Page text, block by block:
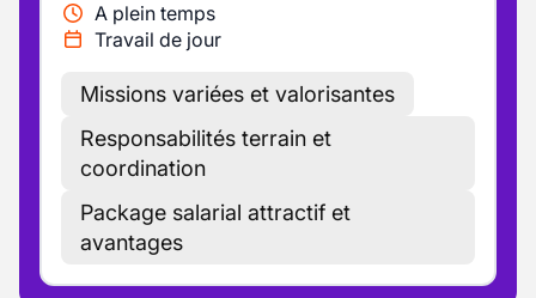
A plein temps
Travail de jour
Missions variées et valorisantes
Responsabilités terrain et
coordination
Package salarial attractif et
avantages